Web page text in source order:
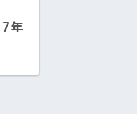
年